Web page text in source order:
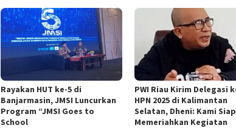
Rayakan HUT ke-5 di
Banjarmasin, JMSI Luncurkan
Program “JMSI Goes to
School
PWI Riau Kirim Delegasi
HPN 2025 di Kalimantan
Selatan, Dheni: Kami Siap
Memeriahkan Kegiatan